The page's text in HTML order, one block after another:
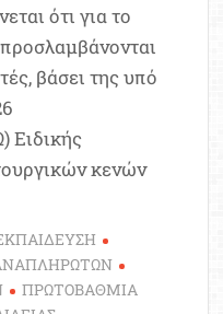
ότι για το
βάσει της υπό
κενών
ΠΡΩΤΟΒΑΘΜΙΑ